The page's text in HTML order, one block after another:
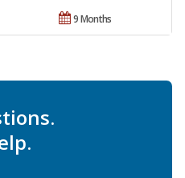
9 Months